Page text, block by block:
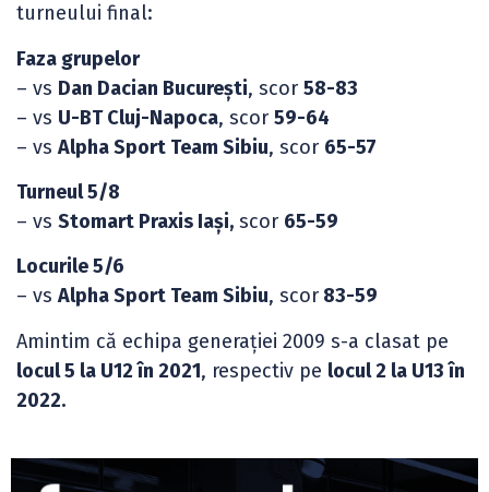
turneului final:
Faza grupelor
– vs Dan Dacian București, scor 58-83
– vs U-BT Cluj-Napoca, scor 59-64
– vs Alpha Sport Team Sibiu, scor 65-57
Turneul 5/8
– vs Stomart Praxis Iași, scor 65-59
Locurile 5/6
– vs Alpha Sport Team Sibiu, scor 83-59
Amintim că echipa generației 2009 s-a clasat pe
locul 5 la U12 în 2021, respectiv pe locul 2 la U13 în
2022.